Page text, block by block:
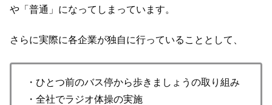
や「普通」になってしまっています。
さらに実際に各企業が独自に行っていることとして、
・ひとつ前のバス停から歩きましょうの取り組み
・全社でラジオ体操の実施